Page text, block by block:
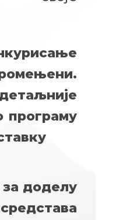
програму
за доделу